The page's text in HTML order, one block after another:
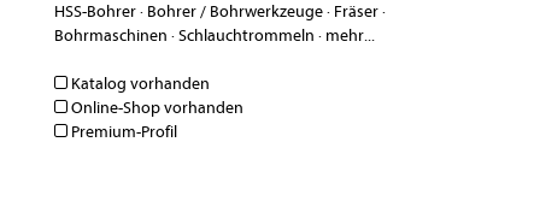
HSS-Bohrer· Bohrer / Bohrwerkzeuge· Fräser·
Bohrmaschinen ·Schlauchtrommeln · mehr...
Katalog vorhanden
Online-Shop vorhanden
Premium-Profil